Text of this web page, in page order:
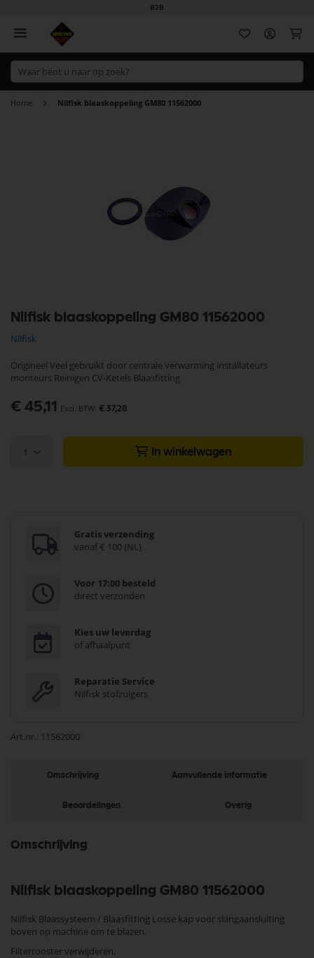
B2B
Home Nilfisk blaaskoppeling GM80 11562000
Nilfisk blaaskoppeling GM80 11562000
Nilfisk
Origineel Veel gebruikt door centrale verwarming installateurs
monteurs Reinigen CV-Ketels Blaasfitting
€ 45,11 € 37,28
1 In winkelwagen
Gratis verzending
vanaf € 100 (NL)
Voor 17:00 besteld
direct verzonden
Kies uw leverdag
of afhaalpunt
Reparatie Service
Nilfisk stofzuigers
Art.nr. 11562000
naar
het
begin
de
afbeeldingen-
Omschrijving Aanvullende informatie
Beoordelingen Overig
Omschrijving
Nilfisk blaaskoppeling GM80 11562000
Nilfisk Blaassysteem / Blaasfitting Losse kap voor slangaansluiting
boven op machine om te blazen.
Filterrooster verwijderen.